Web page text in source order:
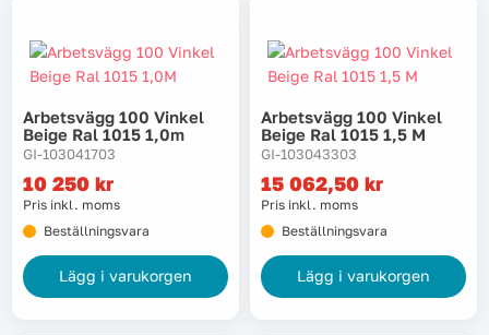
Arbetsvägg 100 Vinkel
Beige Ral 1015 1,0m
GI-103041703
10 250 kr
Pris inkl. moms
Beställningsvara
Lägg i varukorgen
Arbetsvägg 100 Vinkel
Beige Ral 1015 1,5 M
GI-103043303
15 062,50 kr
Pris inkl. moms
Beställningsvara
Lägg i varukorgen